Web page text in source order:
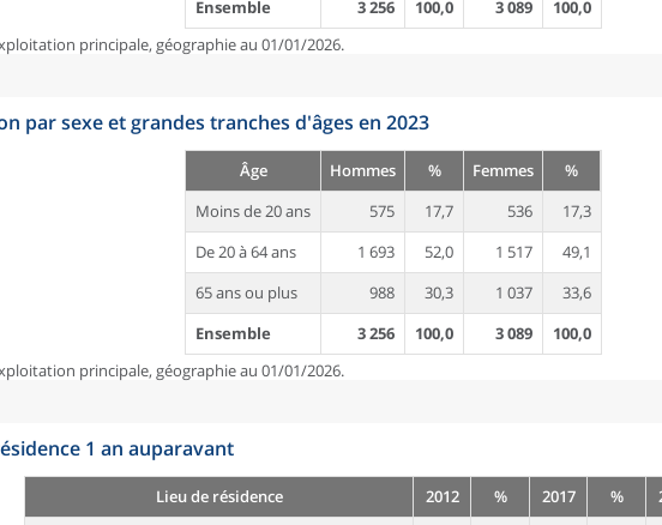
Ensemble
3 256 100,0 3 089
100,0
principale, géographie au 01/01/2026.
par sexe et grandes tranches d'âges en 2023
Âge Hommes % Femmes
%
Moins de 20 ans
575 17,7 536
17,3
De 20 à 64 ans
1 693 52,0 1 517
49,1
65 ans ou plus
988 30,3 1 037
33,6
Ensemble
3 256 100,0 3 089
100,0
principale, géographie au 01/01/2026.
1 an auparavant
Lieu de résidence 2012 % 2017 %